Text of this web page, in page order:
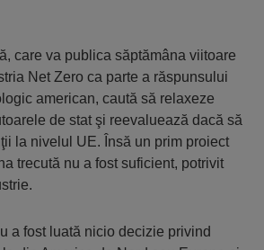
care va publica săptămâna viitoare
Net Zero ca parte a răspunsului
american, caută să relaxeze
de stat şi reevaluează dacă să
la nivelul UE. Însă un prim proiect
trecută nu a fost suficient, potrivit
a fost luată nicio decizie privind